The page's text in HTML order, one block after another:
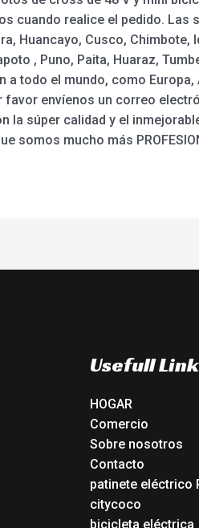
cuando realice el pedido.
Huancayo, Cusco, Chimbote,
, Puno, Paita, Huaraz,
a todo el mundo, como Europa,
favor envíenos un correo
la súper calidad y el
somos mucho más
Usefull
HOGAR
Comercio
Sobre nosotros
Contacto
patinete eléctrico
citycoco
bicicleta eléctrica